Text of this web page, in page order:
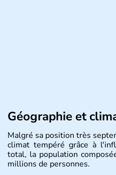
Géographie et
Malgré sa position très
climat tempéré grâce à
total, la population
millions de personnes.